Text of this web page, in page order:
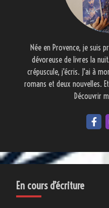
Née en Provence, je suis
dévoreuse de livres la
crépuscule, j'écris. J'ai à
romans et deux nouvelles.
Découvrir
En cours d’écriture